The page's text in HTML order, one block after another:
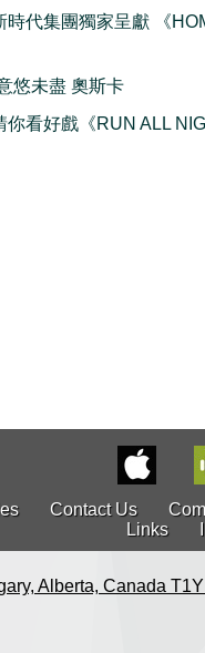
時代集團獨家呈獻 《
悠未盡 奧斯卡
你看好戲《RUN ALL
Contact Us
Links
Alberta, Canada